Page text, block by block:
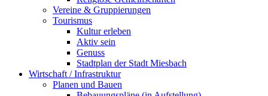
Vereine & Gruppierungen
Tourismus
Kultur erleben
Aktiv sein
Genuss
Stadtplan der Stadt Miesbach
Wirtschaft / Infrastruktur
Planen und Bauen